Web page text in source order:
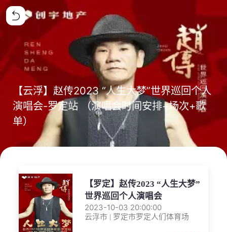
【云浮】赵传2023 “人生大梦”世界巡回个人
演唱会-罗定站 （演唱会时间安排+场次+歌
单）
【罗定】赵传2023 “人生大梦”
世界巡回个人演唱会
2023-10-03 20:00:00
云浮市 | 罗定市罗定人们体育场